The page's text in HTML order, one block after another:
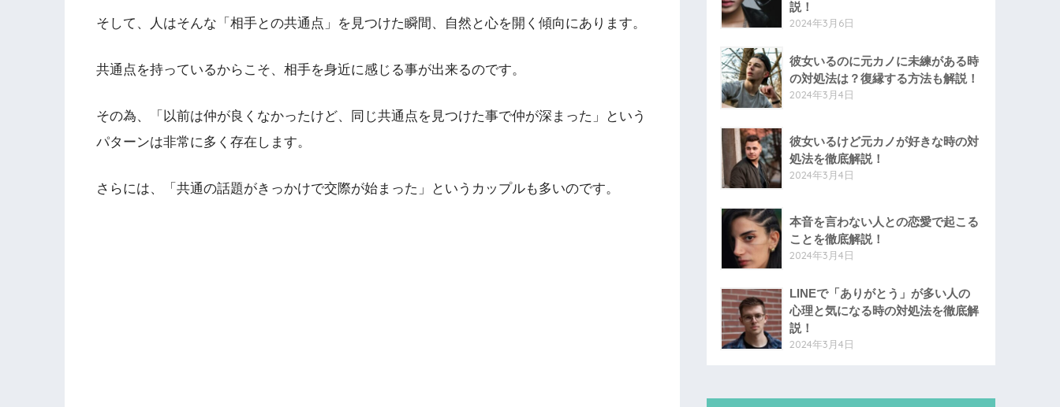
そして、人はそんな「相手との共通点」を見つけた瞬間、自然と心を開く傾向にあります。
共通点を持っているからこそ、相手を身近に感じる事が出来るのです。
その為、「以前は仲が良くなかったけど、同じ共通点を見つけた事で仲が深まった」という
パターンは非常に多く存在します。
さらには、「共通の話題がきっかけで交際が始まった」というカップルも多いのです。
説！
2024年3月6日
彼女いるのに元カノに未練がある時
の対処法は？復縁する方法も解説！
2024年3月4日
彼女いるけど元カノが好きな時の対
処法を徹底解説！
2024年3月4日
本音を言わない人との恋愛で起こる
ことを徹底解説！
2024年3月4日
LINEで「ありがとう」が多い人の
心理と気になる時の対処法を徹底解
説！
2024年3月4日